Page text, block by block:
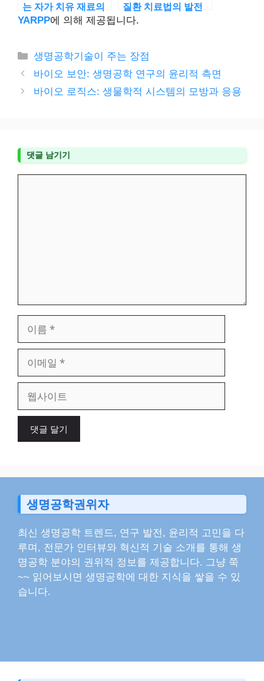
는 자가 치유 재료의
혁명
질환 치료법의 발전
YARPP에 의해 제공됩니다.
카
테
리
생명공학기술이 주는 장점
바이오 보안: 생명공학 연구의 윤리적 측면
바이오 로직스: 생물학적 시스템의 모방과 응용
댓글 남기기
일
이
생명공학권위자
최신 생명공학 트렌드, 연구 발전, 윤리적 고민을 다
루며, 전문가 인터뷰와 혁신적 기술 소개를 통해 생
명공학 분야의 권위적 정보를 제공합니다. 그냥 쭉
~~ 읽어보시면 생명공학에 대한 지식을 쌓을 수 있
습니다.